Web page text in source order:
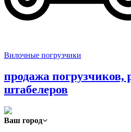
Вилочные погрузчики
продажа погрузчиков,
штабелеров
Ваш город